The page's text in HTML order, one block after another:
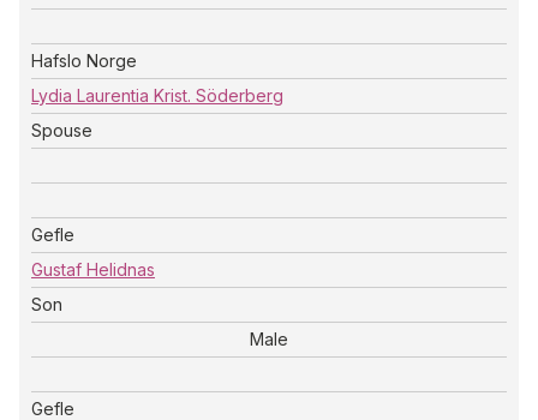
Hafslo Norge
Lydia Laurentia Krist. Söderberg
Spouse
Gefle
Gustaf Helidnas
Son
Male
Gefle